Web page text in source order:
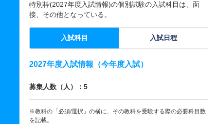
特別枠(2027年度入試情報)の個別試験の入試科目は、面
接、その他となっている。
入試科目 入試日程
2027年度入試情報（今年度入試）
募集人数（人）：5
※教科の「必須/選択」の横に、その教科を受験する際の必要科目数
を記載。